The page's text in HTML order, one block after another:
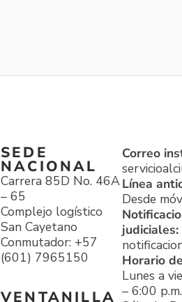
SEDE
NACIONAL
Carrera 85D No. 46A
– 65
Complejo logístico
San Cayetano
Conmutador: +57
(601) 7965150
VENTANILLA
Correo
Línea
Desde
judiciales:
Horario
Lunes a
– 6:00 p.m.